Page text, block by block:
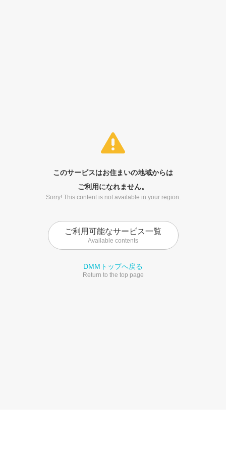
このサービスはお住まいの地域からは
ご利用になれません。
Sorry! This content is not available in your region.
ご利用可能なサービス一覧
Available contents
DMMトップへ戻る
Return to the top page